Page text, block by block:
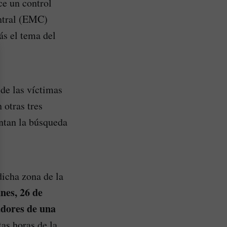
(EMC)
el tema del
las víctimas
otras tres
la búsqueda
zona de la
26 de
de una